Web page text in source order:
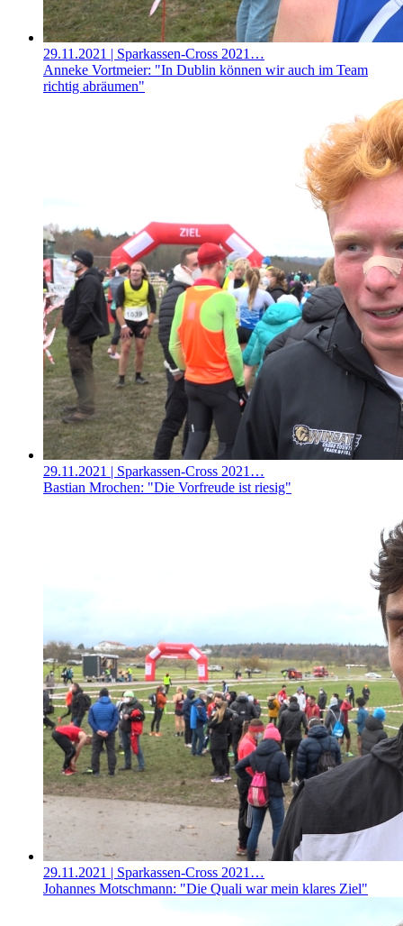
29.11.2021 | Sparkassen-Cross 2021…
Anneke Vortmeier: "In Dublin können wir auch im Team
richtig abräumen"
29.11.2021 | Sparkassen-Cross 2021…
Bastian Mrochen: "Die Vorfreude ist riesig"
29.11.2021 | Sparkassen-Cross 2021…
Johannes Motschmann: "Die Quali war mein klares Ziel"